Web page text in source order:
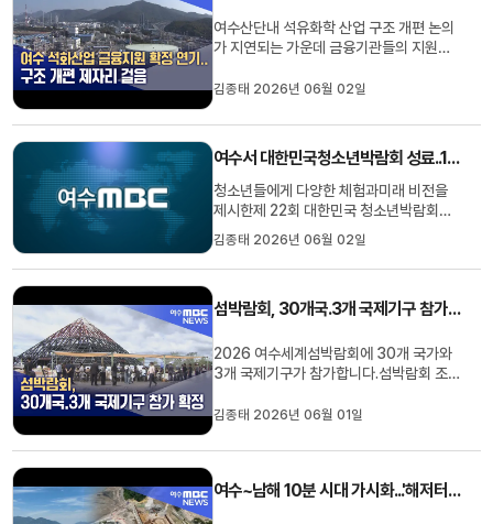
여수산단내 석유화학 산업 구조 개편 논의
가 지연되는 가운데 금융기관들의 지원책
계에 따르면 최근,한국산업은행을 비롯한
에 대한 실사 기간을 지난달 말에서 이달말
까지로연장하기로 했습니다.실사가 연장되
면서 이후 이뤄질 구조조정과 ...
김종태 2026년 06월 02일
여수서 대한민국청소년박람회 성료..12만명 참여
청소년들에게 다양한 체험과미래 비전을
제시한제 22회 대한민국 청소년박람회에
12만명이 참여한 것으로 나타났습니다.여
수 엑스포장에서지난달 28일부터 3일간
열린이번 박람회에서는인공지능과 디지
체험부스가 운영됐습니다.또 박람회 기간
김종태 2026년 06월 02일
섬박람회, 30개국.3개 국제기구 참가 확정
2026 여수세계섬박람회에 30개 국가와
3개 국제기구가 참가합니다.섬박람회 조직
등30개국과 세계보건기구(WHO), 유니
밝혔습니다.이에따라 이들 참가국과 국제
정책, 지속가능한 섬 발전 사례 등을 ...
김종태 2026년 06월 01일
여수~남해 10분 시대 가시화...'해저터널'의 기대와 우려